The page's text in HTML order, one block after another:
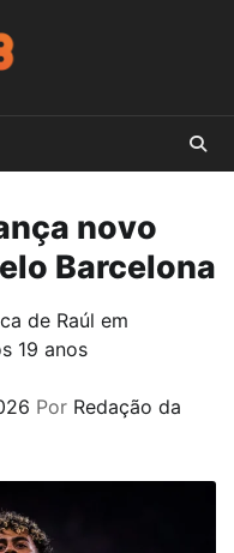
novo
Barcelona
de Raúl em
19 anos
Por Redação da